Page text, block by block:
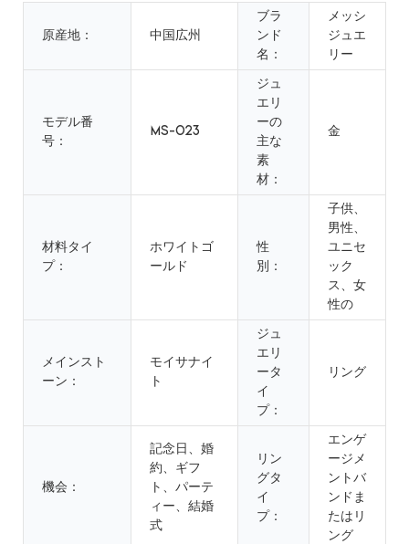
原産地： 中国広州
ブラ
ンド
名：
メッシ
ジュエ
リー
モデル番
号：
MS-023
ジュ
エリ
ーの
主な
素
材：
金
材料タイ
プ：
ホワイトゴ
ールド
性
別：
子供、
男性、
ユニセ
ック
ス、女
性の
メインスト
ーン：
モイサナイ
ト
ジュ
エリ
ータ
イ
プ：
リング
機会：
記念日、婚
約、ギフ
ト、パーテ
ィー、結婚
式
リン
グタ
イ
プ：
エンゲ
ージメ
ントバ
ンドま
たはリ
ング